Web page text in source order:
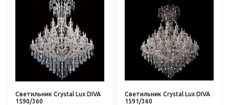
Светильник Crystal Lux DIVA
1590/360
Светильник Crystal Lux DIVA
1591/360